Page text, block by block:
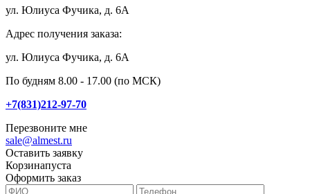
ул. Юлиуса Фучика, д. 6А
Адрес получения заказа:
ул. Юлиуса Фучика, д. 6А
По будням 8.00 - 17.00 (по МСК)
+7(831)212-97-70
Перезвоните мне
sale@almest.ru
Оставить заявку
Корзинапуста
Оформить заказ